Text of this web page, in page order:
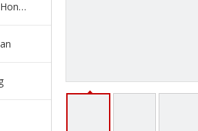
Série de camions SAIC-lveco Hongyan